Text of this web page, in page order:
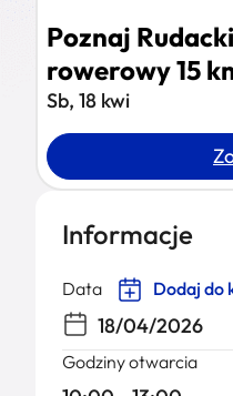
Poznaj
rowerowy 15
Sb, 18 kwi
Informacje
Data Dodaj do
18/04/2026
Godziny otwarcia